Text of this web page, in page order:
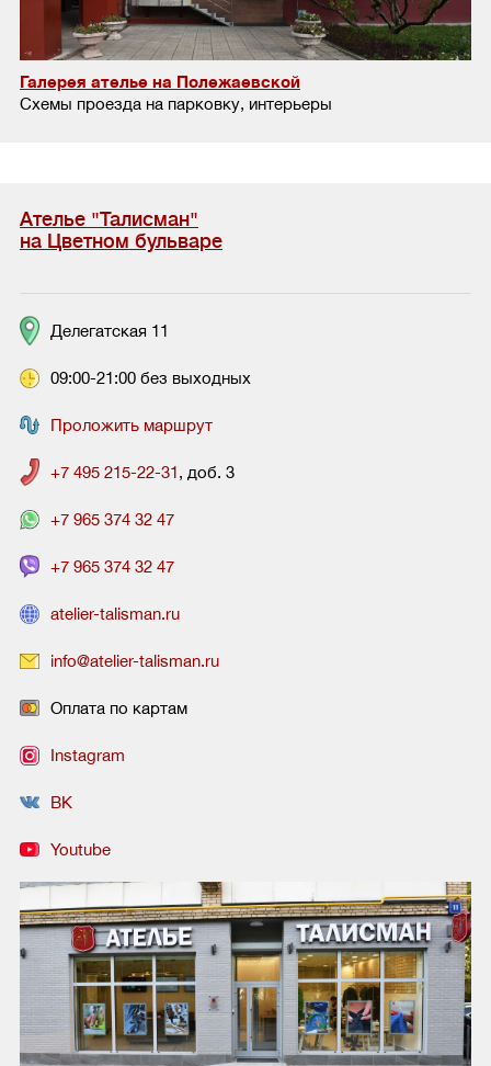
Галерея ателье на Полежаевской
Схемы проезда на парковку, интерьеры
Ателье "Талисман"
на Цветном бульваре
Делегатская 11
09:00-21:00 без выходных
Проложить маршрут
+7 495 215-22-31, доб. 3
+7 965 374 32 47
+7 965 374 32 47
atelier-talisman.ru
info@atelier-talisman.ru
Оплата по картам
Instagram
ВК
Youtube